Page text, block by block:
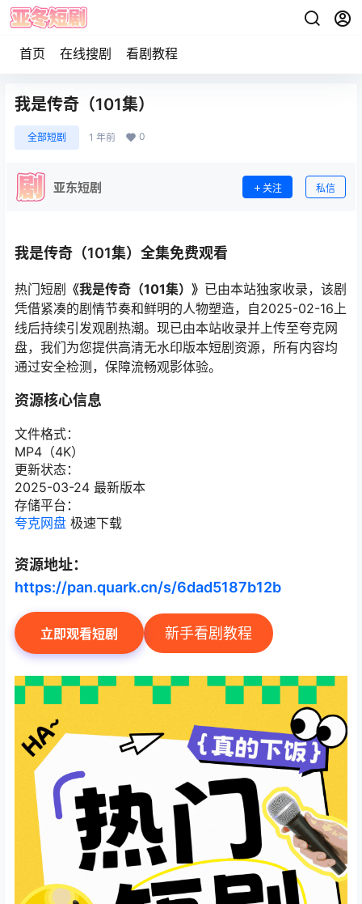
首页 在线搜剧 看剧教程
我是传奇（101集）
全部短剧 1 年前 0
亚东短剧 关注 私信
我是传奇（101集）全集免费观看
热门短剧 《我是传奇（101集）》 已由本站独家收录，该剧
凭借紧凑的剧情节奏和鲜明的人物塑造，自2025-02-16上
线后持续引发观剧热潮。现已由本站收录并上传至夸克网
盘，我们为您提供高清无水印版本短剧资源，所有内容均
通过安全检测，保障流畅观影体验。
资源核心信息
文件格式：
MP4（4K）
更新状态：
2025-03-24 最新版本
存储平台：
夸克网盘 极速下载
资源地址：
https://pan.quark.cn/s/6dad5187b12b
立即观看短剧 新手看剧教程